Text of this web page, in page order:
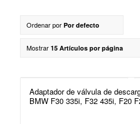
Ordenar por Por defecto
Mostrar 15 Artículos por página
Adaptador de válvula de
BMW F30 335i, F32 435i, F20